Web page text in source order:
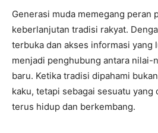
Generasi muda memegang peran
keberlanjutan tradisi rakyat.
terbuka dan akses informasi yang
menjadi penghubung antara nilai-
baru. Ketika tradisi dipahami
kaku, tetapi sebagai sesuatu yang
terus hidup dan berkembang.